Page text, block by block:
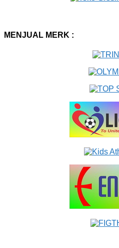
MENJUAL MERK :